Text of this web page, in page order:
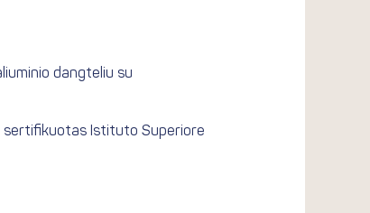
dangteliu su
sertifikuotas Istituto Superiore